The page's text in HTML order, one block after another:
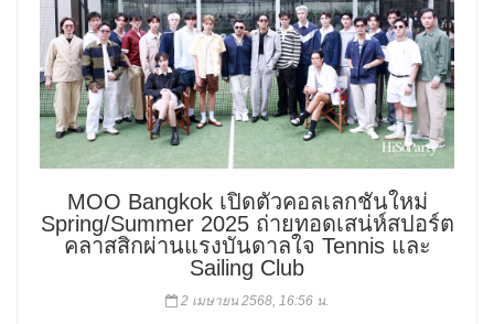
MOO Bangkok เปิดตัวคอลเลกชันใหม่
Spring/Summer 2025 ถ่ายทอดเสน่ห์สปอร์ต
คลาสสิกผ่านแรงบันดาลใจ Tennis และ
Sailing Club
2 เมษายน 2568, 16:56 น.